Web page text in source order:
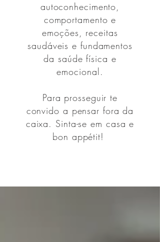
autoconhecimento,
comportamento e
emoções, receitas
saudáveis e fundamentos
da saúde física e
emocional.
Para prosseguir te
convido a pensar fora da
caixa. Sinta-se em casa e
bon appétit!